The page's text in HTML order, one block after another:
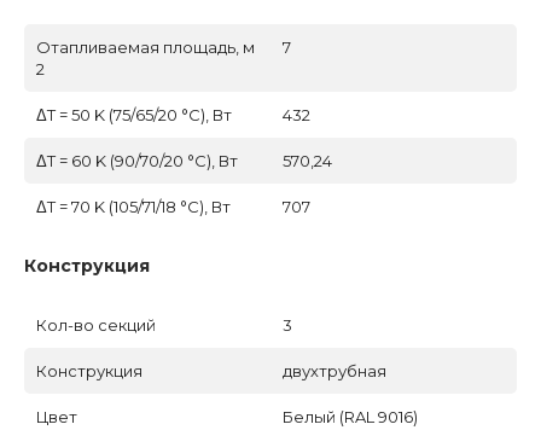
Отапливаемая площадь, м
2
7
ΔT = 50 K (75/65/20 °C), Вт 432
ΔT = 60 K (90/70/20 °C), Вт 570,24
ΔT = 70 K (105/71/18 °C), Вт 707
Конструкция
Кол-во секций 3
Конструкция двухтрубная
Цвет Белый (RAL 9016)